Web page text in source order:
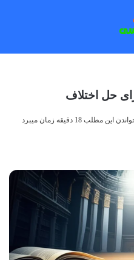
حل اختلاف
این مطلب 18 دقیقه زمان میبرد